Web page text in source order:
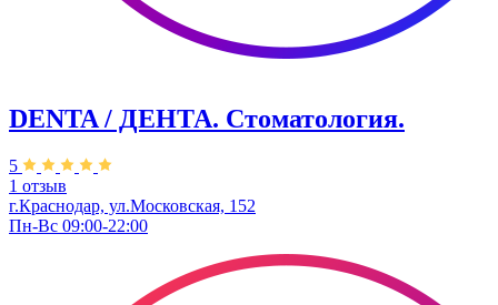
DENTA / ДЕНТА. Стоматология.
5
1 отзыв
г.Краснодар, ул.Московская, 152
Пн-Вс 09:00-22:00